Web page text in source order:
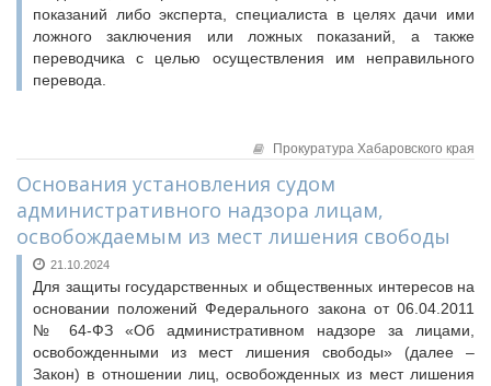
показаний либо эксперта, специалиста в целях дачи ими
ложного заключения или ложных показаний, а также
переводчика с целью осуществления им неправильного
перевода.
Прокуратура Хабаровского края
Основания установления судом
административного надзора лицам,
освобождаемым из мест лишения свободы
21.10.2024
Для защиты государственных и общественных интересов на
основании положений Федерального закона от 06.04.2011
№ 64-ФЗ «Об административном надзоре за лицами,
освобожденными из мест лишения свободы» (далее –
Закон) в отношении лиц, освобожденных из мест лишения